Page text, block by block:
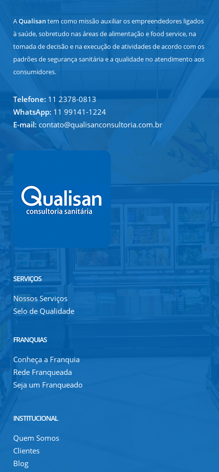
AQualisantem como missão auxiliar os empreendedores ligados
à saúde, sobretudo nas áreas de alimentação e food service, na
tomada de decisão e na execução de atividades de acordo com os
padrões de segurança sanitária e a qualidade no atendimento aos
consumidores.
Telefone:11 2378-0813
WhatsApp:11 99141-1224
E-mail: contato@qualisanconsultoria.com.br
SERVIÇOS
Nossos Serviços
Selo de Qualidade
FRANQUIAS
Conheça a Franquia
Rede Franqueada
Seja um Franqueado
INSTITUCIONAL
Quem Somos
Clientes
Blog